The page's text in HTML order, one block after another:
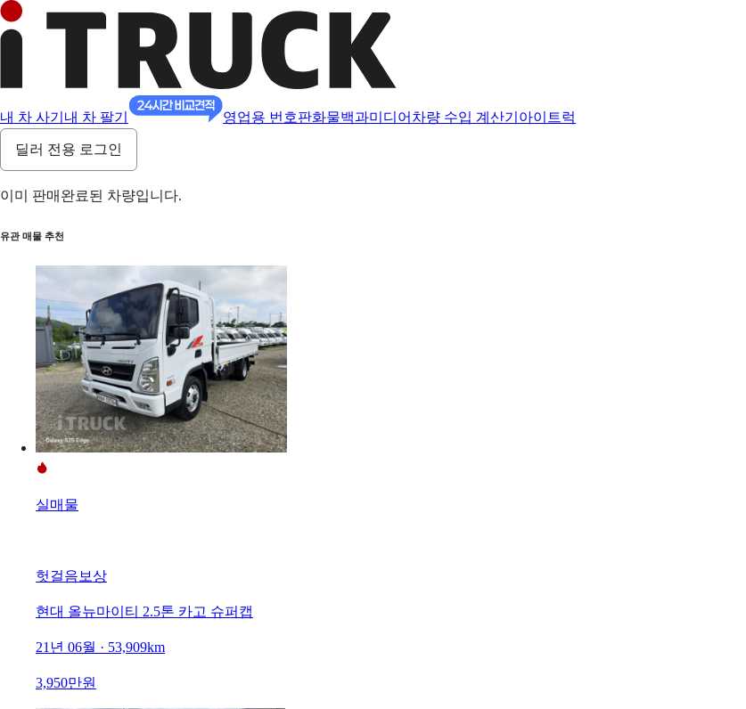
내 차 사기 내 차 팔기 영업용 번호판화물백과미디어 차량 수입 계산기 아이트럭
딜러 전용 로그인
이미 판매완료된 차량입니다.
유관 매물 추천
실매물
헛걸음보상
현대 올뉴마이티 2.5톤 카고 슈퍼캡
21년 06월 · 53,909km
3,950만원